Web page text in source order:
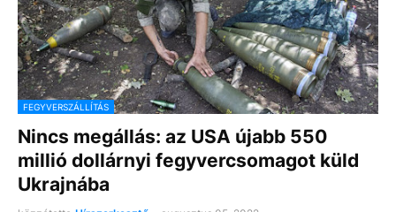
FEGYVERSZÁLLÍTÁS
Nincs megállás: az USA újabb 550
millió dollárnyi fegyvercsomagot küld
Ukrajnába